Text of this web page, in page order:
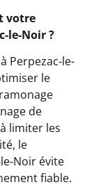
votre
le-Noir ?
Perpezac-le-
le
de
limiter les
le
Noir évite
fiable.